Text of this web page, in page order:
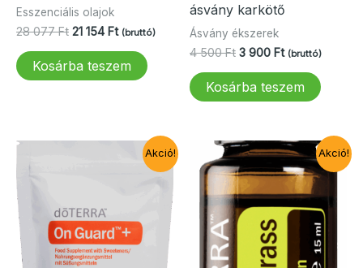
Esszenciális olajok
28 077Ft Original
was:
28
21 154 FtCurrent
21
(bruttó)
Kosárba teszem
ásvány karkötő
Ásvány ékszerek
4 500Ft Original
was:
4
3 900 FtCurrent
3
(bruttó)
Kosárba teszem
Akció! Akció!